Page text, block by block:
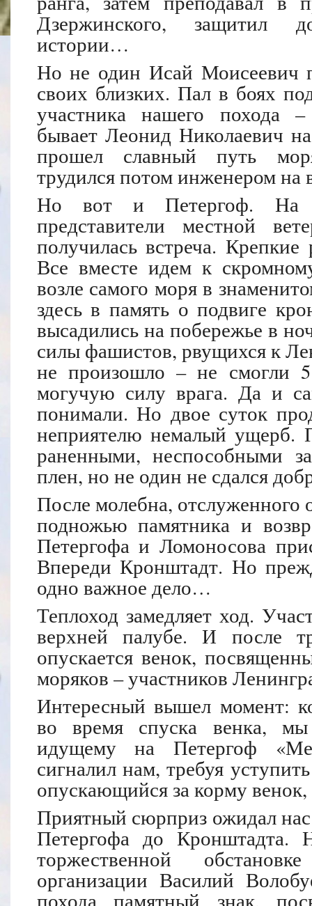
Дзержинского, защитил
истории…
Но не один Исай Моисеевич
своих близких. Пал в боях
участника нашего похода
бывает Леонид Николаевич
прошел славный путь
трудился потом инженером на
Но вот и Петергоф. На
представители местной
получилась встреча.
Все вместе идем к
возле самого моря в
здесь в память о подвиге
высадились на побережье в
силы фашистов, рвущихся к
не произошло – не смогли
могучую силу врага. Да и
понимали. Но двое суток
неприятелю немалый ущерб.
раненными, неспособными
плен, но не один не сдался
После молебна, отслуженного
подножью памятника и
Петергофа и Ломоносова
Впереди Кронштадт. Но
одно важное дело…
Теплоход замедляет ход.
верхней палубе. И после
опускается венок,
моряков – участников
Интересный вышел момент:
во время спуска венка, мы
идущему на Петергоф
сигналил нам, требуя
опускающийся за корму
Приятный сюрприз ожидал нас
Петергофа до Кронштадта.
торжественной
организации Василий
похода памятный знак,